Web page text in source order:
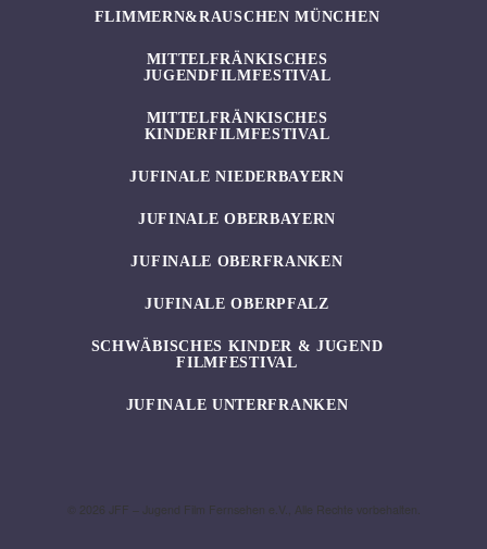
FLIMMERN&RAUSCHEN MÜNCHEN
MITTELFRÄNKISCHES
JUGENDFILMFESTIVAL
MITTELFRÄNKISCHES
KINDERFILMFESTIVAL
JUFINALE NIEDERBAYERN
JUFINALE OBERBAYERN
JUFINALE OBERFRANKEN
JUFINALE OBERPFALZ
SCHWÄBISCHES KINDER & JUGEND
FILMFESTIVAL
JUFINALE UNTERFRANKEN
© 2026 JFF – Jugend Film Fernsehen e.V., Alle Rechte vorbehalten.